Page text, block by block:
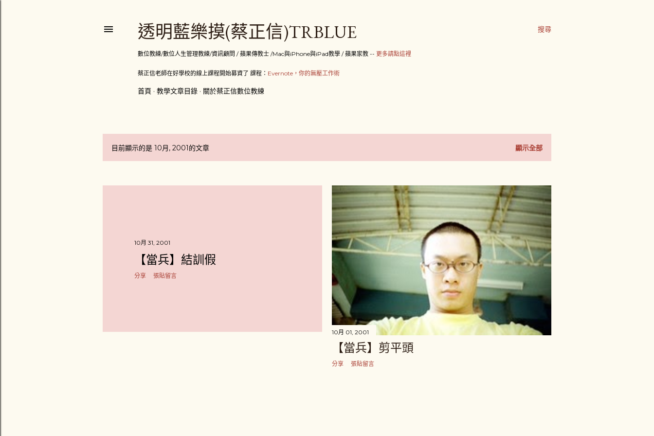
搜尋
透明藍樂摸(蔡正信)TRBLUE
數位教練/數位人生管理教練/資訊顧問 / 蘋果傳教士 /Mac與iPhone與iPad教學 / 蘋果家教 -- 更多請點這裡
蔡正信老師在好學校的線上課程開始募資了 課程： Evernote，你的無壓工作術
首頁 教學文章目錄 關於蔡正信數位教練
發
目前顯示的是 10月, 2001的文章 顯示全部
10月 31, 2001
【當兵】結訓假
分享 張貼留言
10月 01, 2001
【當兵】剪平頭
分享 張貼留言